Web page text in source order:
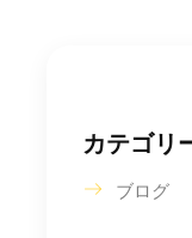
カテゴリ
ブログ